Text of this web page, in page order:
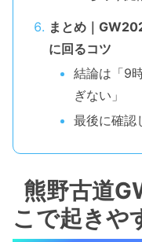
まとめ｜
に回るコツ
結論は「9
ぎない」
最後に確認
熊野古道
こで起きや